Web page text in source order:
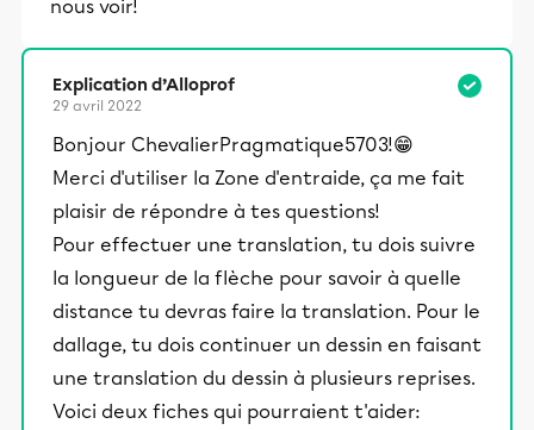
nous voir!
Explication d’Alloprof
29 avril 2022
Bonjour ChevalierPragmatique5703!😁
Merci d'utiliser la Zone d'entraide, ça me fait
plaisir de répondre à tes questions!
Pour effectuer une translation, tu dois suivre
la longueur de la flèche pour savoir à quelle
distance tu devras faire la translation. Pour le
dallage, tu dois continuer un dessin en faisant
une translation du dessin à plusieurs reprises.
Voici deux fiches qui pourraient t'aider: